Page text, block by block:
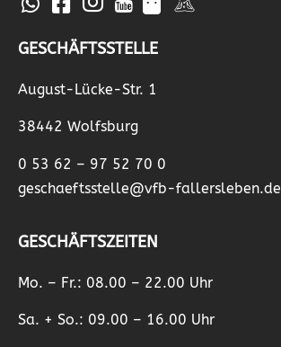
GESCHÄFTSSTELLE
August-Lücke-Str. 1
38442 Wolfsburg
0 53 62 – 97 52 70 0
geschaeftsstelle@vfb-fallersleben.de
GESCHÄFTSZEITEN
Mo. – Fr.: 08.00 – 22.00 Uhr
Sa. + So.: 09.00 – 16.00 Uhr